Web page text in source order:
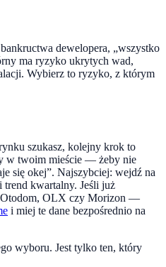
dewelopera, „wszystko
ma ryzyko ukrytych wad,
Wybierz to ryzyko, z którym
szukasz, kolejny krok to
w twoim mieście — żeby nie
się okej”. Najszybciej: wejdź na
trend kwartalny. Jeśli już
Otodom, OLX czy Morizon —
i miej te dane bezpośrednio na
wyboru. Jest tylko ten, który